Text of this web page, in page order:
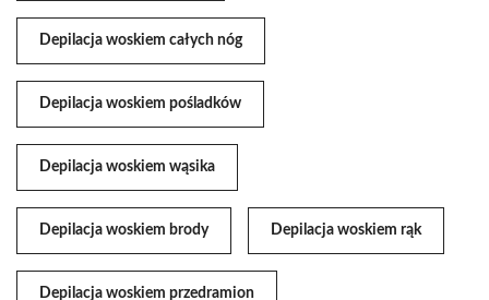
Depilacja woskiem całych nóg
Depilacja woskiem pośladków
Depilacja woskiem wąsika
Depilacja woskiem brody Depilacja woskiem rąk
Depilacja woskiem przedramion